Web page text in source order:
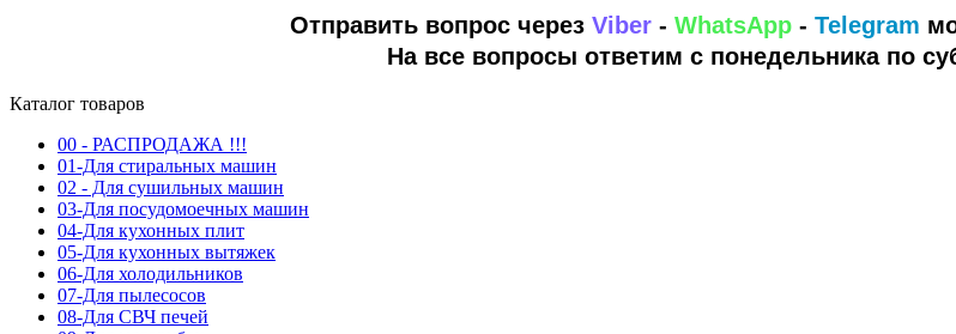
Отправить вопрос через Viber - WhatsApp - Telegram
На все вопросы ответим с понедельника по
Каталог товаров
00 - РАСПРОДАЖА !!!
01-Для стиральных машин
02 - Для сушильных машин
03-Для посудомоечных машин
04-Для кухонных плит
05-Для кухонных вытяжек
06-Для холодильников
07-Для пылесосов
08-Для СВЧ печей